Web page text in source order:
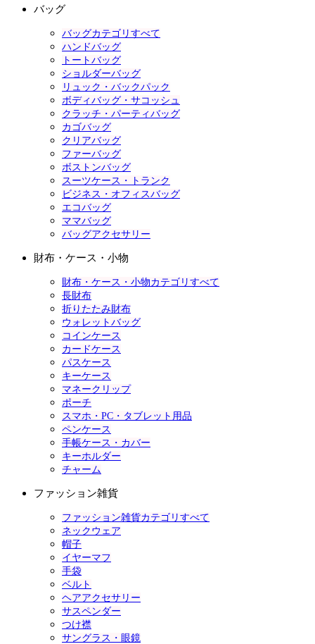
バッグ
バッグカテゴリすべて
ハンドバッグ
トートバッグ
ショルダーバッグ
リュック・バックパック
ボディバッグ・サコッシュ
クラッチ・パーティバッグ
カゴバッグ
クリアバッグ
ファーバッグ
ボストンバッグ
スーツケース・トランク
ビジネス・オフィスバッグ
エコバッグ
ママバッグ
バッグアクセサリー
財布・ケース・小物
財布・ケース・小物カテゴリすべて
長財布
折りたたみ財布
ウォレットバッグ
コインケース
カードケース
パスケース
キーケース
マネークリップ
ポーチ
スマホ・PC・タブレット用品
ペンケース
手帳ケース・カバー
キーホルダー
チャーム
ファッション雑貨
ファッション雑貨カテゴリすべて
ネックウェア
帽子
イヤーマフ
手袋
ベルト
ヘアアクセサリー
サスペンダー
つけ襟
サングラス・眼鏡